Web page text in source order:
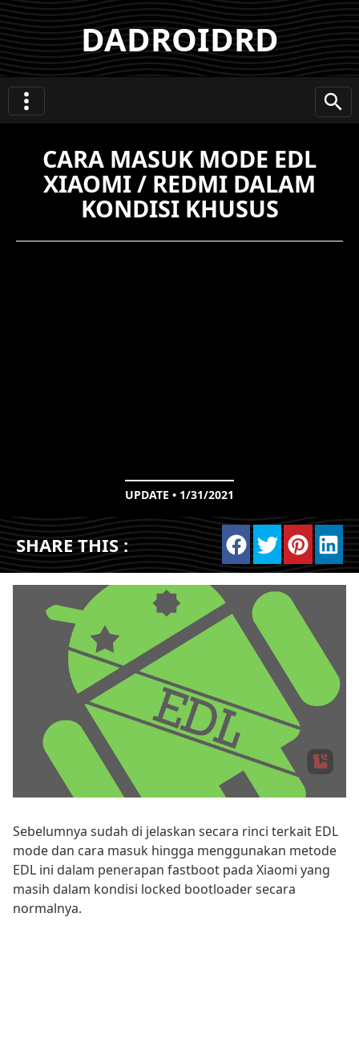
DADROIDRD
CARA MASUK MODE EDL
XIAOMI / REDMI DALAM
KONDISI KHUSUS
UPDATE • 1/31/2021
SHARE THIS :
Sebelumnya sudah di jelaskan secara rinci terkait EDL
mode dan cara masuk hingga menggunakan metode
EDL ini dalam penerapan fastboot pada Xiaomi yang
masih dalam kondisi locked bootloader secara
normalnya.